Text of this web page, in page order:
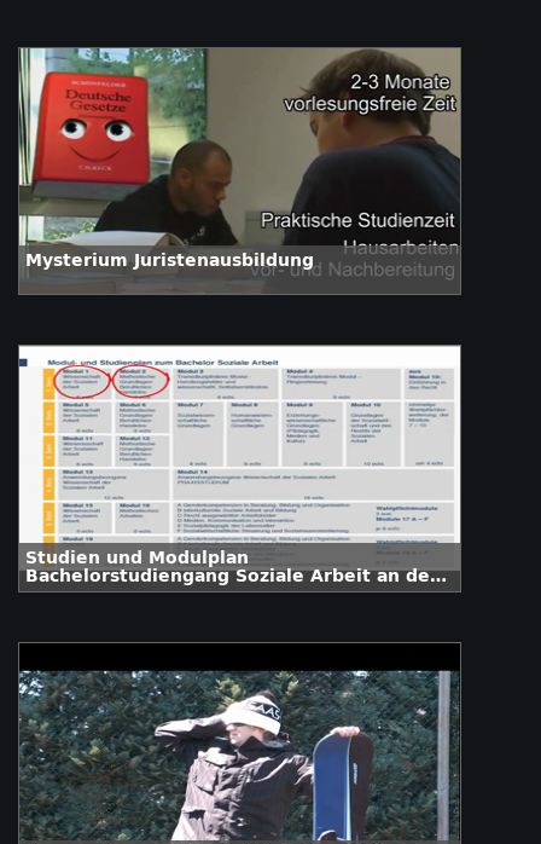
Mysterium Juristenausbildung
Studien und Modulplan
Bachelorstudiengang Soziale Arbeit an der
FH Köln